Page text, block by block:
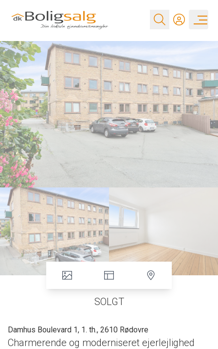
SOLGT
Damhus Boulevard 1, 1. th., 2610 Rødovre
Charmerende og moderniseret ejerlejlighed